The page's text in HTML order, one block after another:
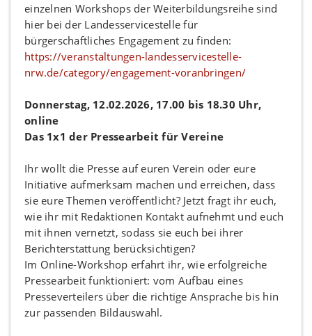
einzelnen Workshops der Weiterbildungsreihe sind
hier bei der Landesservicestelle für
bürgerschaftliches Engagement zu finden:
https://veranstaltungen-landesservicestelle-
nrw.de/category/engagement-voranbringen/
Donnerstag, 12.02.2026, 17.00 bis 18.30 Uhr,
online
Das 1x1 der Pressearbeit für Vereine
Ihr wollt die Presse auf euren Verein oder eure
Initiative aufmerksam machen und erreichen, dass
sie eure Themen veröffentlicht? Jetzt fragt ihr euch,
wie ihr mit Redaktionen Kontakt aufnehmt und euch
mit ihnen vernetzt, sodass sie euch bei ihrer
Berichterstattung berücksichtigen?
Im Online-Workshop erfahrt ihr, wie erfolgreiche
Pressearbeit funktioniert: vom Aufbau eines
Presseverteilers über die richtige Ansprache bis hin
zur passenden Bildauswahl.